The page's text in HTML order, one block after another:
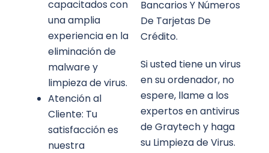
capacitados con
una amplia
experiencia en la
eliminación de
malware y
limpieza de virus.
Atención al
Cliente: Tu
satisfacción es
nuestra
Bancarios Y Números
De Tarjetas De
Crédito.
Si usted tiene un virus
en su ordenador, no
espere, llame a los
expertos en antivirus
de Graytech y haga
su Limpieza de Virus.